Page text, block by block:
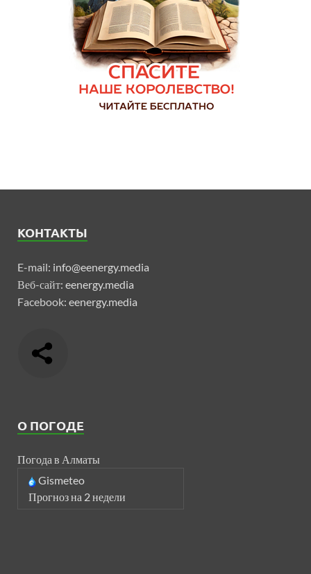
КОНТАКТЫ
E-mail: info@eenergy.media
Веб-сайт: eenergy.media
Facebook: eenergy.media
О ПОГОДЕ
Погода в Алматы
Gismeteo
Прогноз на 2 недели